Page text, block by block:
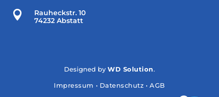

Rauheckstr. 10
74232 Abstatt
Designed byWD Solution.
Impressum • Datenschutz • AGB